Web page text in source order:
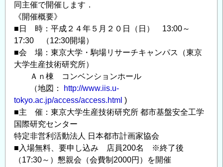
同主催で開催します．
《開催概要》
■日 時：平成２４年５月２０日（日） 13:00～
17:30 （12:30開場）
■会 場：東京大学・駒場リサーチキャンパス（東京
大学生産技術研究所）
Ａｎ棟 コンベンションホール
（地図：
http://www.iis.u-
tokyo.ac.jp/access/access.html )
■主 催：東京大学生産技術研究所 都市基盤安全工学
国際研究センター
特定非営利活動法人 日本都市計画家協会
■入場無料、要申し込み 店員200名 ※終了後
（17:30～）懇親会（会費制2000円）を開催